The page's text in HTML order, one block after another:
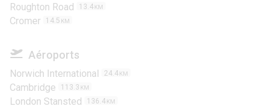
Roughton Road 13.4 KM
Cromer 14.5 KM
Aéroports
Norwich International 24.4 KM
Cambridge 113.3 KM
London Stansted 136.4 KM